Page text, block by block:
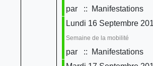
par
:: Manifestations
Lundi 16 Septembre
Semaine de la mobilité
par
:: Manifestations